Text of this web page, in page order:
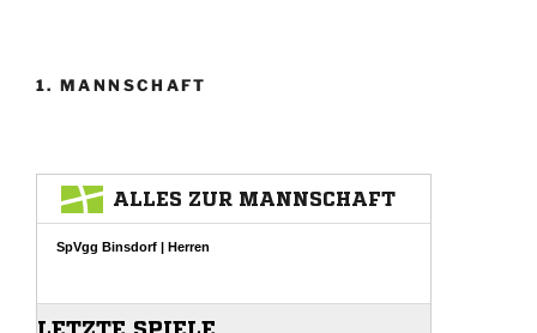
1. MANNSCHAFT